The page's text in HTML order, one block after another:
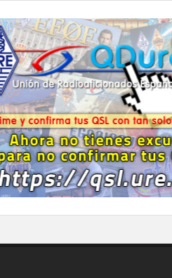
QDURE - https://
Imprime y confirma tus QSL en tan
click.
Nunca fue tan fácil y cómodo
el confirmar tus contactos.
IR A QDURE